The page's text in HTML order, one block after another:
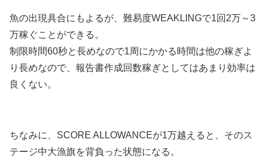
魚の出現具合にもよるが、難易度WEAKLINGで1回2万～3
万稼ぐことができる。
制限時間60秒と長めなので1周にかかる時間は他の稼ぎよ
り長めなので、報告書作成回数稼ぎとしてはあまり効率は
良くない。
ちなみに、SCORE ALLOWANCEが1万越えると、そのス
テージ中大漁旗を背負った状態になる。